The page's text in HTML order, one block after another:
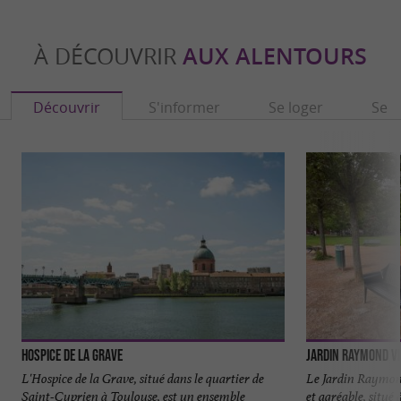
À DÉCOUVRIR AUX ALENTOURS
Découvrir S'informer Se loger Se
Hospice de la Grave
L'Hospice de la Grave, situé dans le quartier de
Saint-Cyprien à Toulouse, est un ensemble
Jardin Raymond VI
Le Jardin
et agréable, situé